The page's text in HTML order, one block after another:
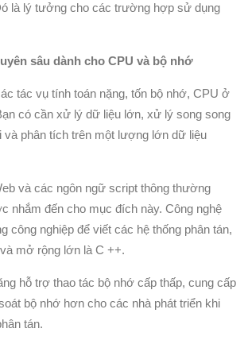
là lý tưởng cho các trường hợp sử dụng
sâu dành cho CPU và bộ nhớ
tác vụ tính toán nặng, tốn bộ nhớ, CPU ở
có cần xử lý dữ liệu lớn, xử lý song song
và phân tích trên một lượng lớn dữ liệu
và các ngôn ngữ script thông thường
nhắm đến cho mục đích này. Công nghệ
công nghiệp để viết các hệ thống phân tán,
mở rộng lớn là C ++.
hỗ trợ thao tác bộ nhớ cấp thấp, cung cấp
bộ nhớ hơn cho các nhà phát triển khi
tán.